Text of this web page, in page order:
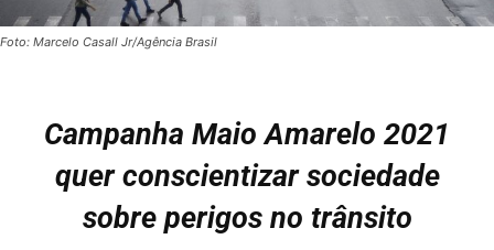
Foto: Marcelo Casall Jr/Agência Brasil
Campanha Maio Amarelo 2021
quer conscientizar sociedade
sobre perigos no trânsito